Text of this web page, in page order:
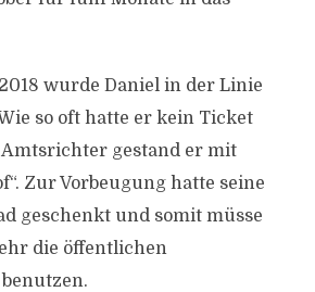
wurde Daniel in der Linie
so oft hatte er kein Ticket
Amtsrichter gestand er mit
Zur Vorbeugung hatte seine
geschenkt und somit müsse
die öffentlichen